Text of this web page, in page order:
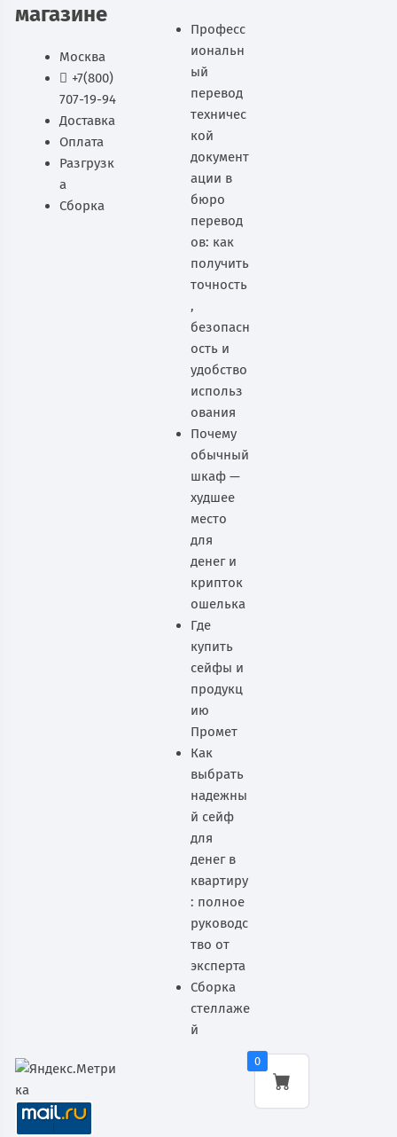
магазине
Москва
+7(800)
707-19-94
Доставка
Оплата
Разгрузк
а
Сборка
Професс
иональн
ый
перевод
техничес
кой
документ
ации в
бюро
перевод
ов: как
получить
точность
,
безопасн
ость и
удобство
использ
ования
Почему
обычный
шкаф —
худшее
место
для
денег и
крипток
ошелька
Где
купить
сейфы и
продукц
ию
Промет
Как
выбрать
надежны
й сейф
для
денег в
квартиру
: полное
руководс
тво от
эксперта
Сборка
стеллаже
й
0